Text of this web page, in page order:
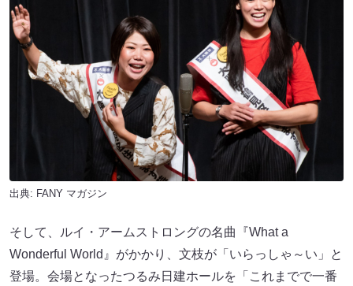
出典: FANY マガジン
そして、ルイ・アームストロングの名曲『What a
Wonderful World』がかかり、文枝が「いらっしゃ～い」と
登場。会場となったつるみ日建ホールを「これまでで一番